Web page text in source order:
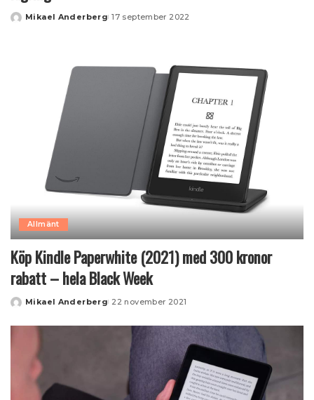
Posted
Mikael Anderberg 17 september 2022
Allmänt
Köp Kindle Paperwhite (2021) med 300 kronor
rabatt – hela Black Week
Posted
Mikael Anderberg 22 november 2021